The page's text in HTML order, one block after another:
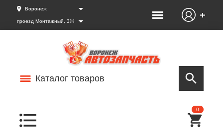
Воронеж
проезд Монтажный, 3Ж
Каталог товаров
0